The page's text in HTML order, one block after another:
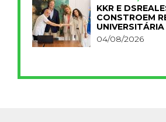
KKR E
CONSTROEM
FCT
04/08/2026